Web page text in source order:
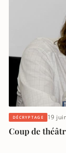
DÉCRYPTAGE 19
Coup de